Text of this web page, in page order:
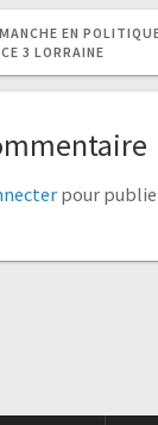
EN
3 LORRAINE
pour